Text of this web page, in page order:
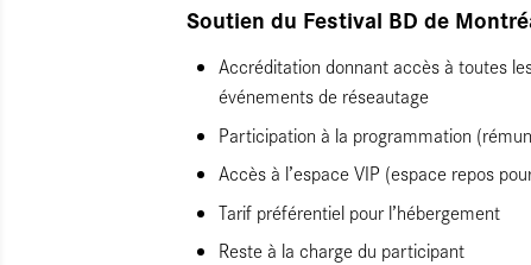
Soutien du Festival BD de
Accréditation donnant accès à toutes
événements de réseautage
Participation à la programmation
Accès à l’espace VIP (espace repos
Tarif préférentiel pour l’hébergement
Reste à la charge du participant